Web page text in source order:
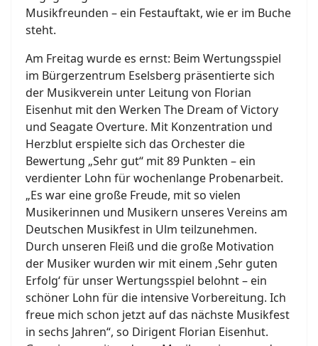
Musikfreunden – ein Festauftakt, wie er im Buche
steht.
Am Freitag wurde es ernst: Beim Wertungsspiel
im Bürgerzentrum Eselsberg präsentierte sich
der Musikverein unter Leitung von Florian
Eisenhut mit den Werken The Dream of Victory
und Seagate Overture. Mit Konzentration und
Herzblut erspielte sich das Orchester die
Bewertung „Sehr gut“ mit 89 Punkten – ein
verdienter Lohn für wochenlange Probenarbeit.
„Es war eine große Freude, mit so vielen
Musikerinnen und Musikern unseres Vereins am
Deutschen Musikfest in Ulm teilzunehmen.
Durch unseren Fleiß und die große Motivation
der Musiker wurden wir mit einem ‚Sehr guten
Erfolg‘ für unser Wertungsspiel belohnt – ein
schöner Lohn für die intensive Vorbereitung. Ich
freue mich schon jetzt auf das nächste Musikfest
in sechs Jahren“, so Dirigent Florian Eisenhut.